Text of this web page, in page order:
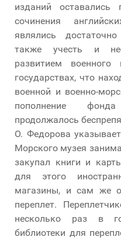
изданий оставались
сочинения
являлись
также учесть и
развитием военного
государствах, что
военной и военно-
пополнение
продолжалось
О. Федорова
Морского музея
закупал книги и
для этого
магазины, и сам же
переплет.
несколько раз в
библиотеки для